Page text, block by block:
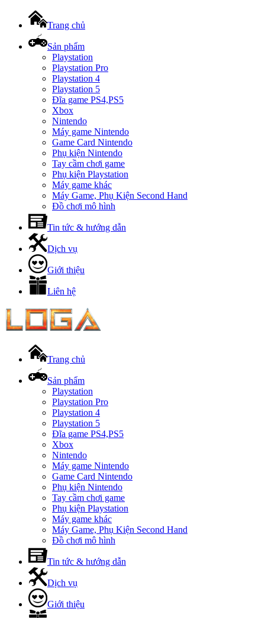
Trang chủ
Sản phẩm
Playstation
Playstation Pro
Playstation 4
Playstation 5
Đĩa game PS4,PS5
Xbox
Nintendo
Máy game Nintendo
Game Card Nintendo
Phụ kiện Nintendo
Tay cầm chơi game
Phụ kiện Playstation
Máy game khác
Máy Game, Phụ Kiện Second Hand
Đồ chơi mô hình
Tin tức & hướng dẫn
Dịch vụ
Giới thiệu
Liên hệ
Trang chủ
Sản phẩm
Playstation
Playstation Pro
Playstation 4
Playstation 5
Đĩa game PS4,PS5
Xbox
Nintendo
Máy game Nintendo
Game Card Nintendo
Phụ kiện Nintendo
Tay cầm chơi game
Phụ kiện Playstation
Máy game khác
Máy Game, Phụ Kiện Second Hand
Đồ chơi mô hình
Tin tức & hướng dẫn
Dịch vụ
Giới thiệu